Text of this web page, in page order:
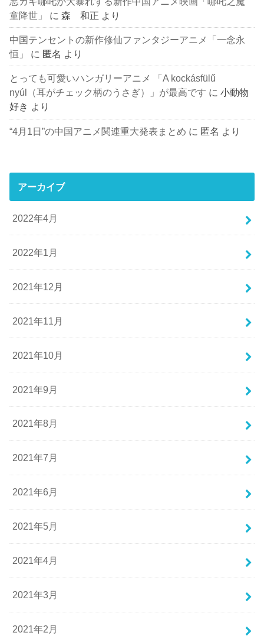
童降世」
に森 和正 より
中国テンセントの新作修仙ファンタジーアニメ「一念永
恒」
に 匿名 より
とっても可愛いハンガリーアニメ 「A kockásfülű
nyúl（耳がチェック柄のうさぎ）」が最高です に小動物
好き より
“4月1日”の中国アニメ関連重大発表まとめ に 匿名 より
アーカイブ
2022年4月
2022年1月
2021年12月
2021年11月
2021年10月
2021年9月
2021年8月
2021年7月
2021年6月
2021年5月
2021年4月
2021年3月
2021年2月